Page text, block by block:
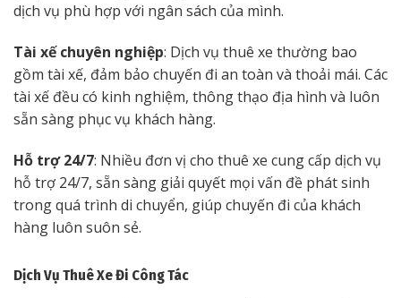
dịch vụ phù hợp với ngân sách của mình.
Tài xế chuyên nghiệp: Dịch vụ thuê xe thường bao
gồm tài xế, đảm bảo chuyến đi an toàn và thoải mái. Các
tài xế đều có kinh nghiệm, thông thạo địa hình và luôn
sẵn sàng phục vụ khách hàng.
Hỗ trợ 24/7: Nhiều đơn vị cho thuê xe cung cấp dịch vụ
hỗ trợ 24/7, sẵn sàng giải quyết mọi vấn đề phát sinh
trong quá trình di chuyển, giúp chuyến đi của khách
hàng luôn suôn sẻ.
Dịch Vụ Thuê Xe Đi Công Tác